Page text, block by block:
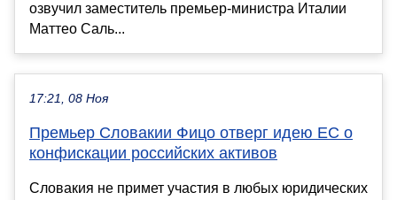
озвучил заместитель премьер-министра Италии
Маттео Саль...
17:21, 08 Ноя
Премьер Словакии Фицо отверг идею ЕС о
конфискации российских активов
Словакия не примет участия в любых юридических